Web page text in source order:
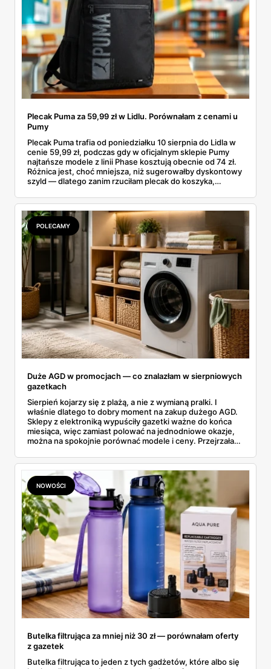
Plecak Puma za 59,99 zł w Lidlu. Porównałam z cenami u
Pumy
Plecak Puma trafia od poniedziałku 10 sierpnia do Lidla w
cenie 59,99 zł, podczas gdy w oficjalnym sklepie Pumy
najtańsze modele z linii Phase kosztują obecnie od 74 zł.
Różnica jest, choć mniejsza, niż sugerowałby dyskontowy
szyld — dlatego zanim rzuciłam plecak do koszyka,
rozpiska: co dokładnie sprzedaje Lidl, ile kosztują
odpowiedniki u producenta i komu ten zakup naprawdę
się opłaci.
POLECAMY
Duże AGD w promocjach — co znalazłam w sierpniowych
gazetkach
Sierpień kojarzy się z plażą, a nie z wymianą pralki. I
właśnie dlatego to dobry moment na zakup dużego AGD.
Sklepy z elektroniką wypuściły gazetki ważne do końca
miesiąca, więc zamiast polować na jednodniowe okazje,
można na spokojnie porównać modele i ceny. Przejrzałam
znalazłam, z cenami i terminami.
NOWOŚCI
Butelka filtrująca za mniej niż 30 zł — porównałam oferty
z gazetek
Butelka filtrująca to jeden z tych gadżetów, które albo się